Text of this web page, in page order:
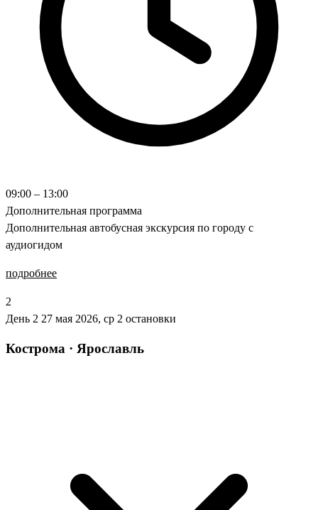
09:00 – 13:00
Дополнительная программа
Дополнительная автобусная экскурсия по городу с
аудиогидом
подробнее
2
День 2 27 мая 2026, ср 2 остановки
Кострома · Ярославль